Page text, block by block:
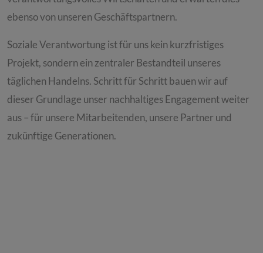
ebenso von unseren Geschäftspartnern.
Soziale Verantwortung ist für uns kein kurzfristiges
Projekt, sondern ein zentraler Bestandteil unseres
täglichen Handelns. Schritt für Schritt bauen wir auf
dieser Grundlage unser nachhaltiges Engagement weiter
aus – für unsere Mitarbeitenden, unsere Partner und
zukünftige Generationen.